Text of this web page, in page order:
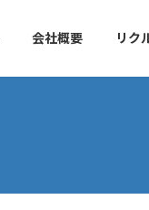
会社概要 リク